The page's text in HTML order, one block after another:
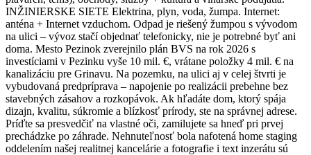
INŽINIERSKE SIETE Elektrina, plyn, voda, žumpa. Internet:
anténa + Internet vzduchom. Odpad je riešený žumpou s vývodom
na ulici – vývoz stačí objednať telefonicky, nie je potrebné byť ani
doma. Mesto Pezinok zverejnilo plán BVS na rok 2026 s
investíciami v Pezinku vyše 10 mil. €, vrátane položky 4 mil. € na
kanalizáciu pre Grinavu. Na pozemku, na ulici aj v celej štvrti je
vybudovaná predpríprava – napojenie po realizácii prebehne bez
stavebných zásahov a rozkopávok. Ak hľadáte dom, ktorý spája
dizajn, kvalitu, súkromie a blízkosť prírody, ste na správnej adrese.
Príďte sa presvedčiť na vlastné oči, zamilujete sa hneď pri prvej
prechádzke po záhrade. Nehnuteľnosť bola nafotená home staging
oddelením našej realitnej kancelárie a fotografie i text inzerátu sú